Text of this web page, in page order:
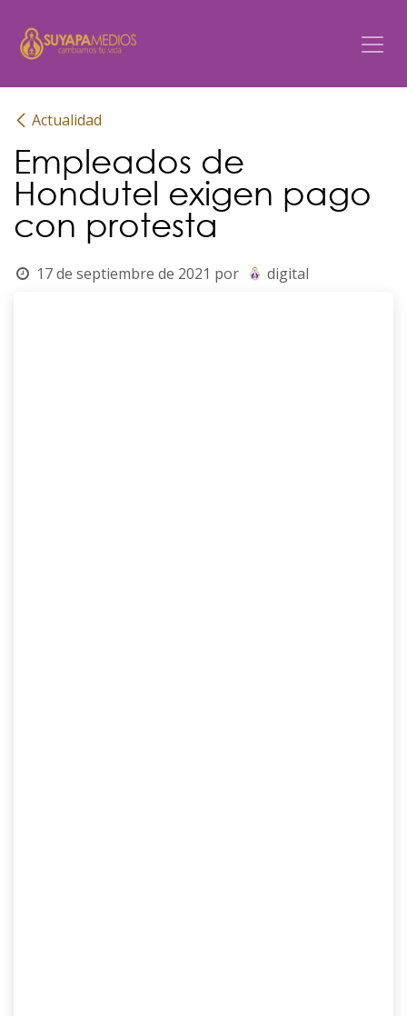
Actualidad
Empleados de
Hondutel exigen pago
con protesta
17 de septiembre de 2021 por digital